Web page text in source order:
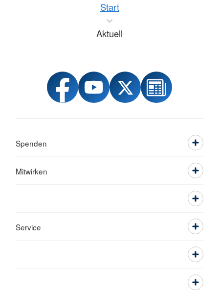
Start
Aktuell
Spenden
Mitwirken
Service